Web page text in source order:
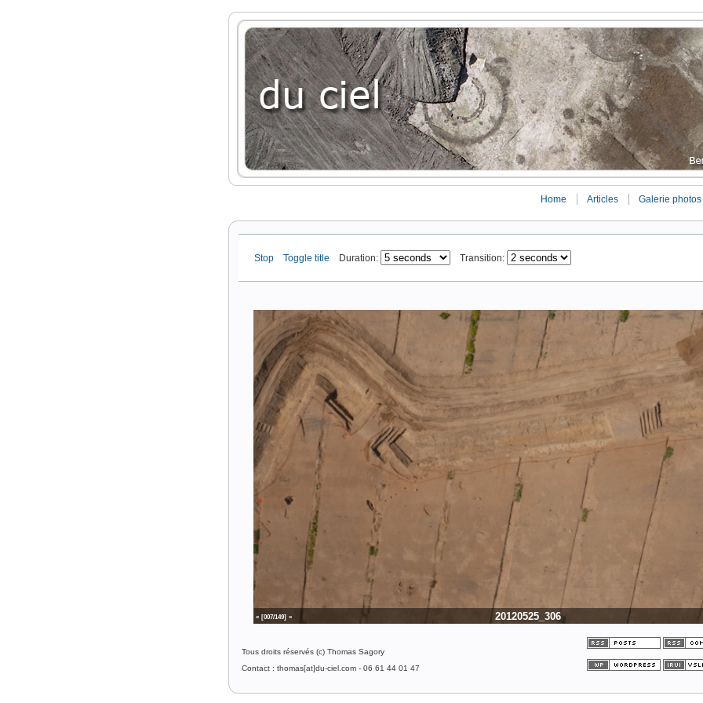
Home Articles Galerie photos
Stop Toggle title Duration: Transition:
20120525_306
« [007/149] »
Tous droits réservés (c) Thomas Sagory
Contact : thomas[at]du-ciel.com - 06 61 44 01 47